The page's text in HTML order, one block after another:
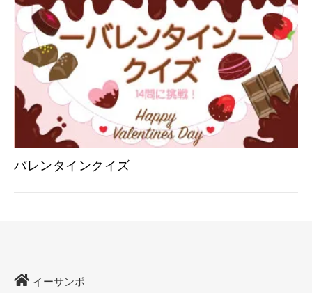
バレンタインクイズ
イーサンポ